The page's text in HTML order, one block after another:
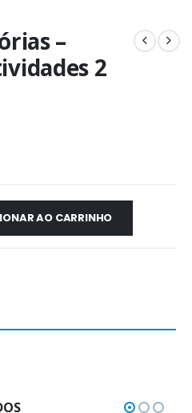
–
2
AO CARRINHO